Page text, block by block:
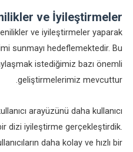
ve İyileştirmeler
ve iyileştirmeler yaparak
sunmayı hedeflemektedir. Bu
istediğimiz bazı önemli
geliştirmelerimiz mevcuttur.
arayüzünü daha kullanıcı
dizi iyileştirme gerçekleştirdik.
daha kolay ve hızlı bir